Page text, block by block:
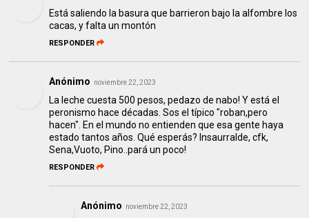
Está saliendo la basura que barrieron bajo la alfombre los
cacas, y falta un montón
RESPONDER
Anónimo noviembre 22, 2023
La leche cuesta 500 pesos, pedazo de nabo! Y está el
peronismo hace décadas. Sos el típico "roban,pero
hacen". En el mundo no entienden que esa gente haya
estado tantos años. Qué esperás? Insaurralde, cfk,
Sena,Vuoto, Pino..pará un poco!
RESPONDER
Anónimo noviembre 22, 2023